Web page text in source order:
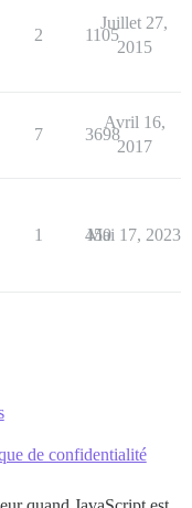
2 1105
Juillet 27,
2015
7 3698
Avril 16,
2017
1 450
Mai 17, 2023
de confidentialité